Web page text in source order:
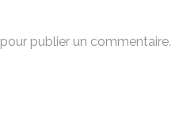
pour publier un commentaire.